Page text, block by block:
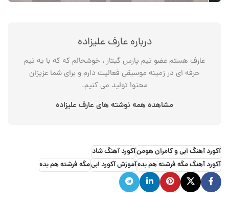
درباره عارف علیزاده
عارف هستم عضو تیم پارس گیتار ، خوشحالم که که با یه تیم
حرفه ای در زمینه موسیقی فعالیت دارم و برای شما عزیزان
محتوا تولید می کنیم.
مشاهده همه نوشته های عارف علیزاده
آکورد آهنگ ابی و کامران هومنآکورد آهنگ شاد
آکورد آهنگ مگه فرشته هم بدهآموزش آکورد ابیمگه فرشته هم بده